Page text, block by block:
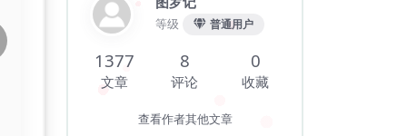
等级 普通用户
1377
文章
8
评论
0
收藏
查看作者其他文章